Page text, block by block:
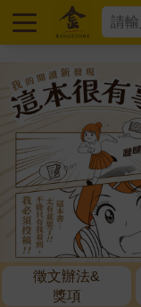
徵文辦法&
獎項